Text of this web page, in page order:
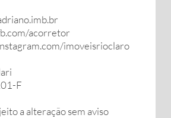
acorretor
imoveisrioclaro
F
a alteração sem aviso